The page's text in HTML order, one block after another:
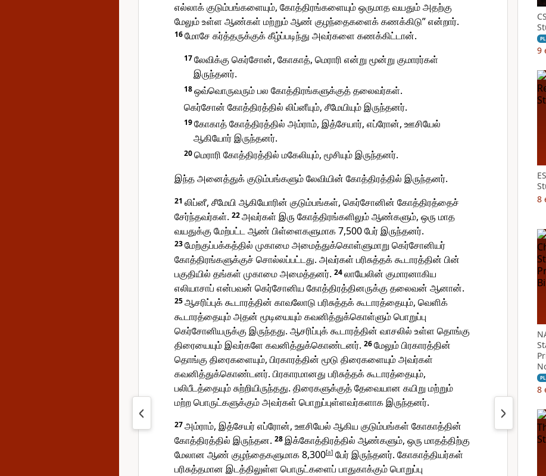
எல்லாக் குடும்பங்களையும், கோத்திரங்களையும் ஒருமாத வயதும் அதற்கு
மேலும் உள்ள ஆண்கள் மற்றும் ஆண் குழந்தைகளைக் கணக்கிடு” என்றார்.
16மோசே கர்த்தருக்குக் கீழ்ப்படிந்து அவர்களை கணக்கிட்டான்.
17லேவிக்கு கெர்சோன், கோகாத், மெராரி என்று மூன்று குமாரர்கள்
இருந்தனர்.
18ஒவ்வொருவரும் பல கோத்திரங்களுக்குத் தலைவர்கள்.
கெர்சோன் கோத்திரத்தில் லிப்னீயும், சீமேயியும் இருந்தனர்.
19கோகாத் கோத்திரத்தில் அம்ராம், இத்சேயார், எப்ரோன், ஊசியேல்
ஆகியோர் இருந்தனர்.
20மெராரி கோத்திரத்தில் மகேலியும், மூசியும் இருந்தனர்.
இந்த அனைத்துக் குடும்பங்களும் லேவியின் கோத்திரத்தில் இருந்தனர்.
21 லிப்னீ, சீமேயி ஆகியோரின் குடும்பங்கள், கெர்சோனின் கோத்திரத்தைச்
சேர்ந்தவர்கள். 22அவர்கள் இரு கோத்திரங்களிலும் ஆண்களும், ஒரு மாத
வயதுக்கு மேற்பட்ட ஆண் பிள்ளைகளுமாக 7,500 பேர் இருந்தனர்.
23மேற்குப்பக்கத்தில் முகாமை அமைத்துக்கொள்ளுமாறு கெர்சோனியர்
கோத்திரங்களுக்குச் சொல்லப்பட்டது. அவர்கள் பரிசுத்தக் கூடாரத்தின் பின்
பகுதியில் தங்கள் முகாமை அமைத்தனர். 24லாயேலின் குமாரனாகிய
எலியாசாப் என்பவன் கெர்சோனிய கோத்திரத்தினருக்கு தலைவன் ஆனான்.
25ஆசரிப்புக் கூடாரத்தின் காவலோடு பரிசுத்தக் கூடாரத்தையும், வெளிக்
கூடாரத்தையும் அதன் மூடியையும் கவனித்துக்கொள்ளும் பொறுப்பு
கெர்சோனியருக்கு இருந்தது. ஆசரிப்புக் கூடாரத்தின் வாசலில் உள்ள தொங்கு
திரையையும் இவர்களே கவனித்துக்கொண்டனர். 26மேலும் பிரகாரத்தின்
தொங்கு திரைகளையும், பிரகாரத்தின் மூடு திரைகளையும் அவர்கள்
கவனித்துக்கொண்டனர். பிரகாரமானது பரிசுத்தக் கூடாரத்தையும்,
பலிபீடத்தையும் சுற்றியிருந்தது. திரைகளுக்குத் தேவையான கயிறு மற்றும்
மற்ற பொருட்களுக்கும் அவர்கள் பொறுப்புள்ளவர்களாக இருந்தனர்.
27அம்ராம், இத்சேயர் எப்ரோன், ஊசியேல் ஆகிய குடும்பங்கள் கோகாத்தின்
கோத்திரத்தில் இருந்தன. 28இக்கோத்திரத்தில் ஆண்களும், ஒரு மாதத்திற்கு
மேலான ஆண் குழந்தைகளுமாக 8,300[a] பேர் இருந்தனர். கோகாத்தியர்கள்
பரிசுத்தமான இடத்திலுள்ள பொருட்களைப் பாதுகாக்கும் பொறுப்பு
9
8
8